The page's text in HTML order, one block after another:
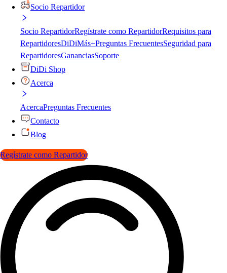
Socio Repartidor
Socio RepartidorRegístrate como RepartidorRequisitos para
RepartidoresDiDiMás+Preguntas FrecuentesSeguridad para
RepartidoresGananciasSoporte
DiDi Shop
Acerca
AcercaPreguntas Frecuentes
Contacto
Blog
Regístrate como Repartidor